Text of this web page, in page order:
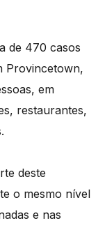
de 470 casos
Provincetown,
em
restaurantes,
deste
o mesmo nível
e nas